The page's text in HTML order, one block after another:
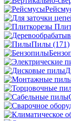
Пилы (171)